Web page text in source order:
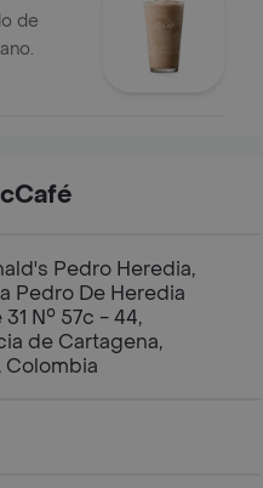
de
Pedro Heredia,
Pedro De Heredia
N° 57c - 44,
de Cartagena,
Colombia